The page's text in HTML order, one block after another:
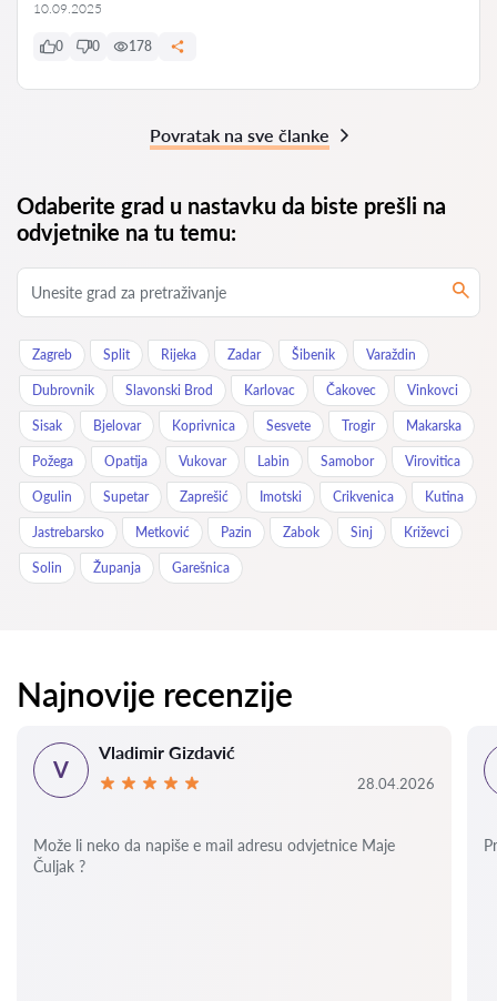
10.09.2025
0 0 178
Povratak na sve članke
Odaberite grad u nastavku da biste prešli na
odvjetnike na tu temu:
Zagreb Split Rijeka Zadar Šibenik Varaždin
Dubrovnik Slavonski Brod Karlovac Čakovec Vinkovci
Sisak Bjelovar Koprivnica Sesvete Trogir Makarska
Požega Opatija Vukovar Labin Samobor Virovitica
Ogulin Supetar Zaprešić Imotski Crikvenica Kutina
Jastrebarsko Metković Pazin Zabok Sinj Križevci
Solin Županja Garešnica
Najnovije recenzije
V
Vladimir Gizdavić
28.04.2026
Može li neko da napiše e mail adresu odvjetnice Maje
Čuljak ?